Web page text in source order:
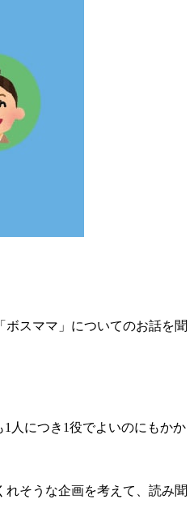
スママ」についてのお話を聞
人につき1役でよいのにもかか
そうな企画を考えて、読み聞